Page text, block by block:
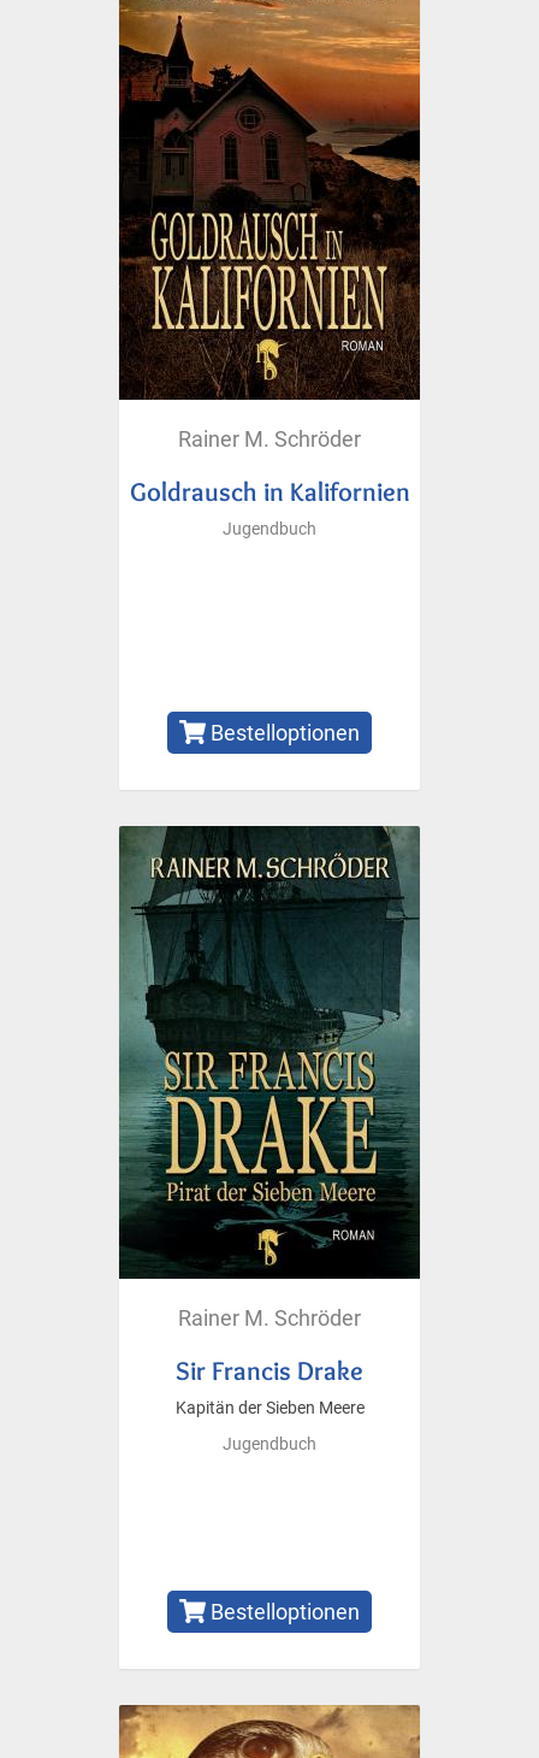
Rainer M. Schröder
Goldrausch in Kalifornien
Jugendbuch
Bestelloptionen
Rainer M. Schröder
Sir Francis Drake
Kapitän der Sieben Meere
Jugendbuch
Bestelloptionen